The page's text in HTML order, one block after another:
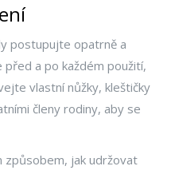
postupujte opatrně a
a po každém použití,
vlastní nůžky, kleštičky
členy rodiny, aby se
způsobem, jak udržovat